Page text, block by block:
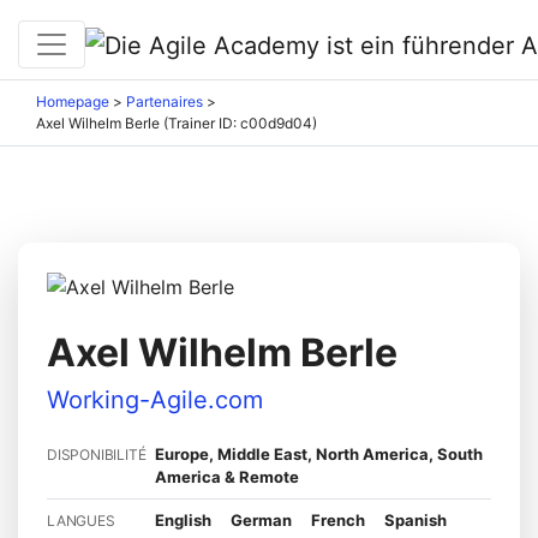
Homepage > Partenaires >
Axel Wilhelm Berle (Trainer ID: c00d9d04)
Axel Wilhelm Berle
Working-Agile.com
DISPONIBILITÉ Europe, Middle East, North America, South
America & Remote
LANGUES English German French Spanish